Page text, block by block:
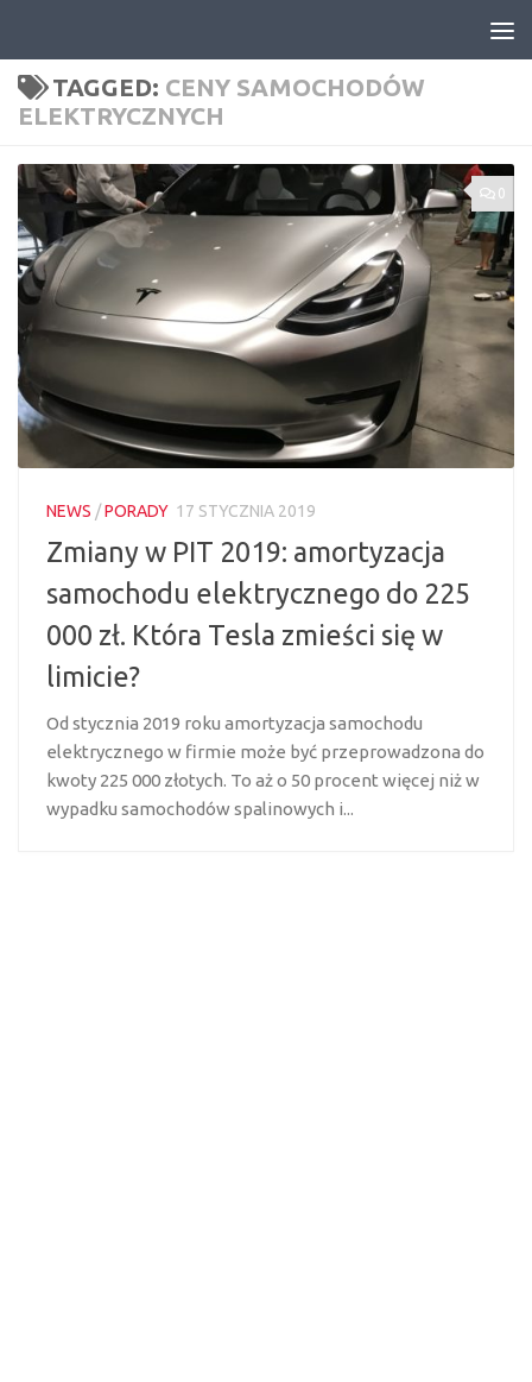
TAGGED: CENY SAMOCHODÓW
ELEKTRYCZNYCH
0
NEWS /PORADY 17 STYCZNIA 2019
Zmiany w PIT 2019: amortyzacja
samochodu elektrycznego do 225
000 zł. Która Tesla zmieści się w
limicie?
Od stycznia 2019 roku amortyzacja samochodu
elektrycznego w firmie może być przeprowadzona do
kwoty 225 000 złotych. To aż o 50 procent więcej niż w
wypadku samochodów spalinowych i...